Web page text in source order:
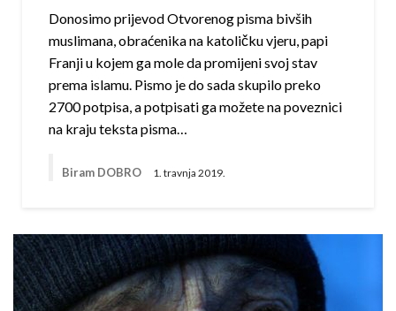
Donosimo prijevod Otvorenog pisma bivših
muslimana, obraćenika na katoličku vjeru, papi
Franji u kojem ga mole da promijeni svoj stav
prema islamu. Pismo je do sada skupilo preko
2700 potpisa, a potpisati ga možete na poveznici
na kraju teksta pisma…
Biram DOBRO 1. travnja 2019.